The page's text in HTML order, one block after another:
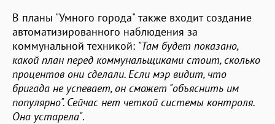
В планы "Умного города" также входит создание
автоматизированного наблюдения за
коммунальной техникой: "Там будет показано,
какой план перед коммунальщиками стоит, сколько
процентов они сделали. Если мэр видит, что
бригада не успевает, он сможет "объяснить им
популярно". Сейчас нет четкой системы контроля.
Она устарела".